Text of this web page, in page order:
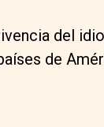
del
de